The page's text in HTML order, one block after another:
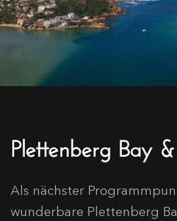
Plettenberg Bay
Als nächster
wunderbare Plettenberg